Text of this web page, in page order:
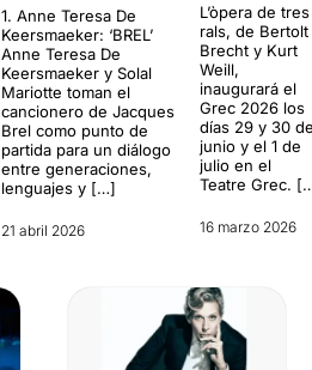
1. Anne Teresa De
Keersmaeker: ‘BREL’
Anne Teresa De
Keersmaeker y Solal
Mariotte toman el
cancionero de Jacques
Brel como punto de
partida para un diálogo
entre generaciones,
lenguajes y […]
21 abril 2026
L’òpera de tres
rals, de Bertolt
Brecht y Kurt
Weill,
inaugurará el
Grec 2026 los
días 29 y 30
junio y el 1 de
julio en el
Teatre Grec.
16 marzo 2026